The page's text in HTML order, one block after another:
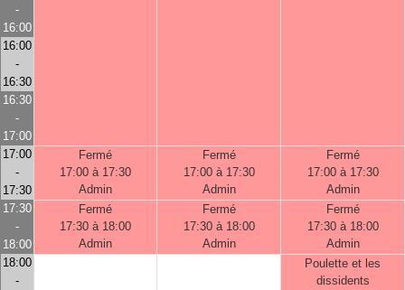
-
16:00
16:00
-
16:30
16:30
-
17:00
17:00
-
17:30
Fermé
17:00 à 17:30
Admin
Fermé
17:00 à 17:30
Admin
Fermé
17:00 à 17:30
Admin
17:30
-
18:00
Fermé
17:30 à 18:00
Admin
Fermé
17:30 à 18:00
Admin
Fermé
17:30 à 18:00
Admin
18:00
-
Poulette et les
dissidents